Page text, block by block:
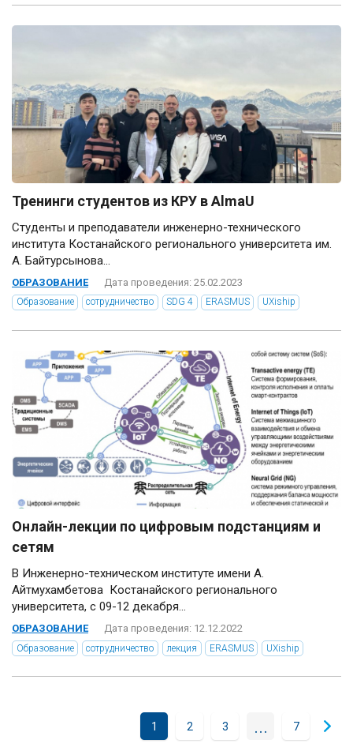
Тренинги студентов из КРУ в AlmaU
Студенты и преподаватели инженерно-технического
института Костанайского регионального университета им.
А. Байтурсынова...
ОБРАЗОВАНИЕ Дата проведения: 25.02.2023
Образование сотрудничество SDG 4 ERASMUS UXiship
Онлайн-лекции по цифровым подстанциям и
сетям
В Инженерно-техническом институте имени А.
Айтмухамбетова Костанайского регионального
университета, с 09-12 декабря...
ОБРАЗОВАНИЕ Дата проведения: 12.12.2022
Образование сотрудничество лекция ERASMUS UXiship
1 2 3 ... 7